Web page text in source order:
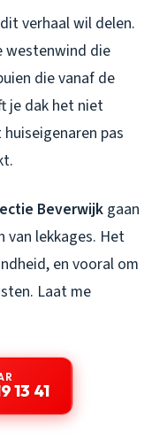
verhaal wil delen.
westenwind die
die vanaf de
je dak het niet
pas
Beverwijk gaan
van lekkages. Het
en vooral om
Laat me
13 41